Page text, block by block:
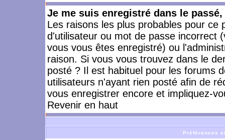
Je me suis enregistré dans le
Les raisons les plus probables pour
d'utilisateur ou mot de passe incorrect
vous vous êtes enregistré) ou
raison. Si vous vous trouvez dans le
posté ? Il est habituel pour les forums
utilisateurs n'ayant rien posté afin de
vous enregistrer encore et impliquez-
Revenir en haut
Préférences